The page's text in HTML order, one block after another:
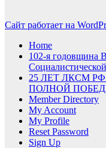
Сайт работает на
Home
102-я годовщина
25 ЛЕТ ЛКСМ
ПОЛНОЙ
Member Directory
My Account
My Profile
Reset Password
Sign Up